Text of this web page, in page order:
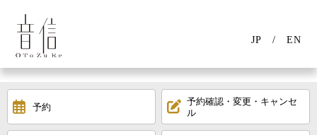
JP EN
予約
予約確認・変更・キャンセ
ル